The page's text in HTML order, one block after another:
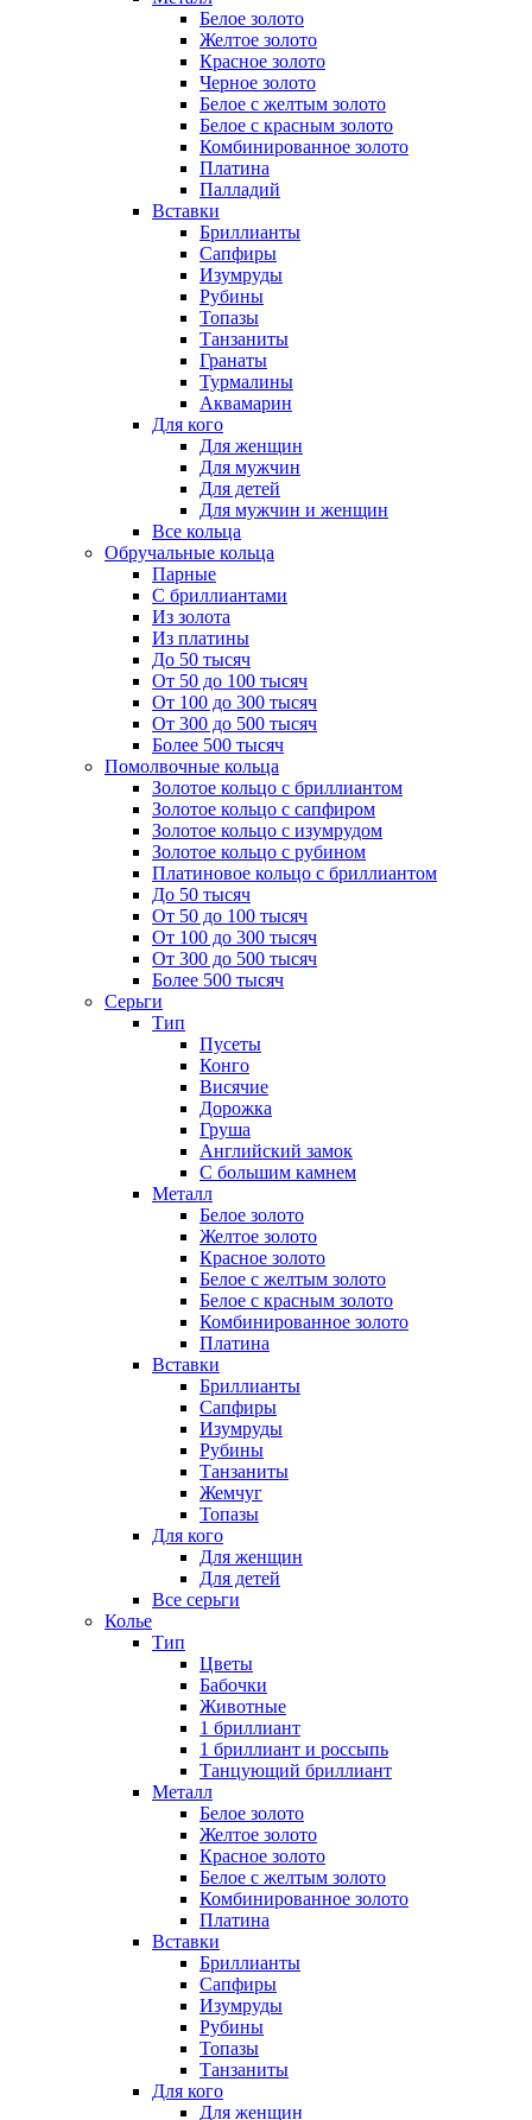
Белое золото
Желтое золото
Красное золото
Черное золото
Белое с желтым золото
Белое с красным золото
Комбинированное золото
Платина
Палладий
Вставки
Бриллианты
Сапфиры
Изумруды
Рубины
Топазы
Танзаниты
Гранаты
Турмалины
Аквамарин
Для кого
Для женщин
Для мужчин
Для детей
Для мужчин и женщин
Все кольца
Обручальные кольца
Парные
С бриллиантами
Из золота
Из платины
До 50 тысяч
От 50 до 100 тысяч
От 100 до 300 тысяч
От 300 до 500 тысяч
Более 500 тысяч
Помолвочные кольца
Золотое кольцо с бриллиантом
Золотое кольцо с сапфиром
Золотое кольцо с изумрудом
Золотое кольцо с рубином
Платиновое кольцо с бриллиантом
До 50 тысяч
От 50 до 100 тысяч
От 100 до 300 тысяч
От 300 до 500 тысяч
Более 500 тысяч
Серьги
Тип
Пусеты
Конго
Висячие
Дорожка
Груша
Английский замок
С большим камнем
Металл
Белое золото
Желтое золото
Красное золото
Белое с желтым золото
Белое с красным золото
Комбинированное золото
Платина
Вставки
Бриллианты
Сапфиры
Изумруды
Рубины
Танзаниты
Жемчуг
Топазы
Для кого
Для женщин
Для детей
Все серьги
Колье
Тип
Цветы
Бабочки
Животные
1 бриллиант
1 бриллиант и россыпь
Танцующий бриллиант
Металл
Белое золото
Желтое золото
Красное золото
Белое с желтым золото
Комбинированное золото
Платина
Вставки
Бриллианты
Сапфиры
Изумруды
Рубины
Топазы
Танзаниты
Для кого
Для женщин